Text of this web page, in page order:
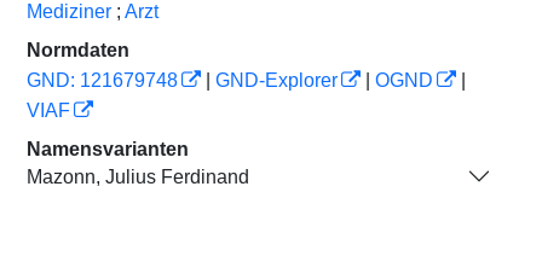
Mediziner ; Arzt
Normdaten
GND: 121679748
GND-Explorer OGND
VIAF
Namensvarianten
Mazonn, Julius Ferdinand